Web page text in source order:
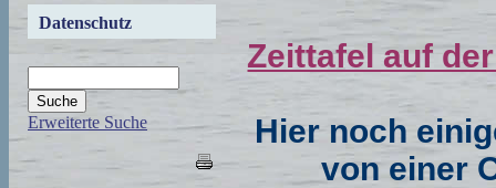
Datenschutz
Erweiterte Suche
Zeittafel auf
Hier noch
von einer